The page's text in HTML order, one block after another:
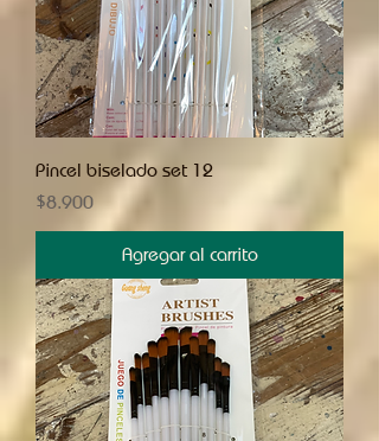
Pincel biselado set 12
Precio
$8.900
Agregar al carrito